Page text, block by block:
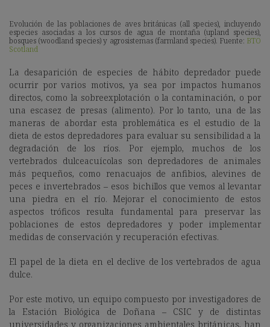
Evolución de las poblaciones de aves británicas (all species), incluyendo
especies asociadas a los cursos de agua de montaña (upland species),
bosques (woodland species) y agrosistemas (farmland species). Fuente: BTO
Scotland
La desaparición de especies de hábito depredador puede
ocurrir por varios motivos, ya sea por impactos humanos
directos, como la sobreexplotación o la contaminación, o por
una escasez de presas (alimento). Por lo tanto, una de las
maneras de abordar esta problemática es el estudio de la
dieta de estos depredadores para evaluar su sensibilidad a la
degradación de los ríos. Por ejemplo, muchos de los
vertebrados dulceacuícolas son depredadores de animales
más pequeños, como renacuajos de anfibios, alevines de
peces e invertebrados – esos bichillos que vemos al levantar
una piedra en el río. Mejorar el conocimiento de estos
aspectos tróficos resulta fundamental para preservar las
poblaciones de estos depredadores y poder implementar
medidas de conservación y recuperación efectivas.
El papel de la dieta en el declive de los vertebrados de agua
dulce.
Por este motivo, un equipo compuesto por investigadores de
la Estación Biológica de Doñana – CSIC y de distintas
universidades y organizaciones ambientales británicas, han